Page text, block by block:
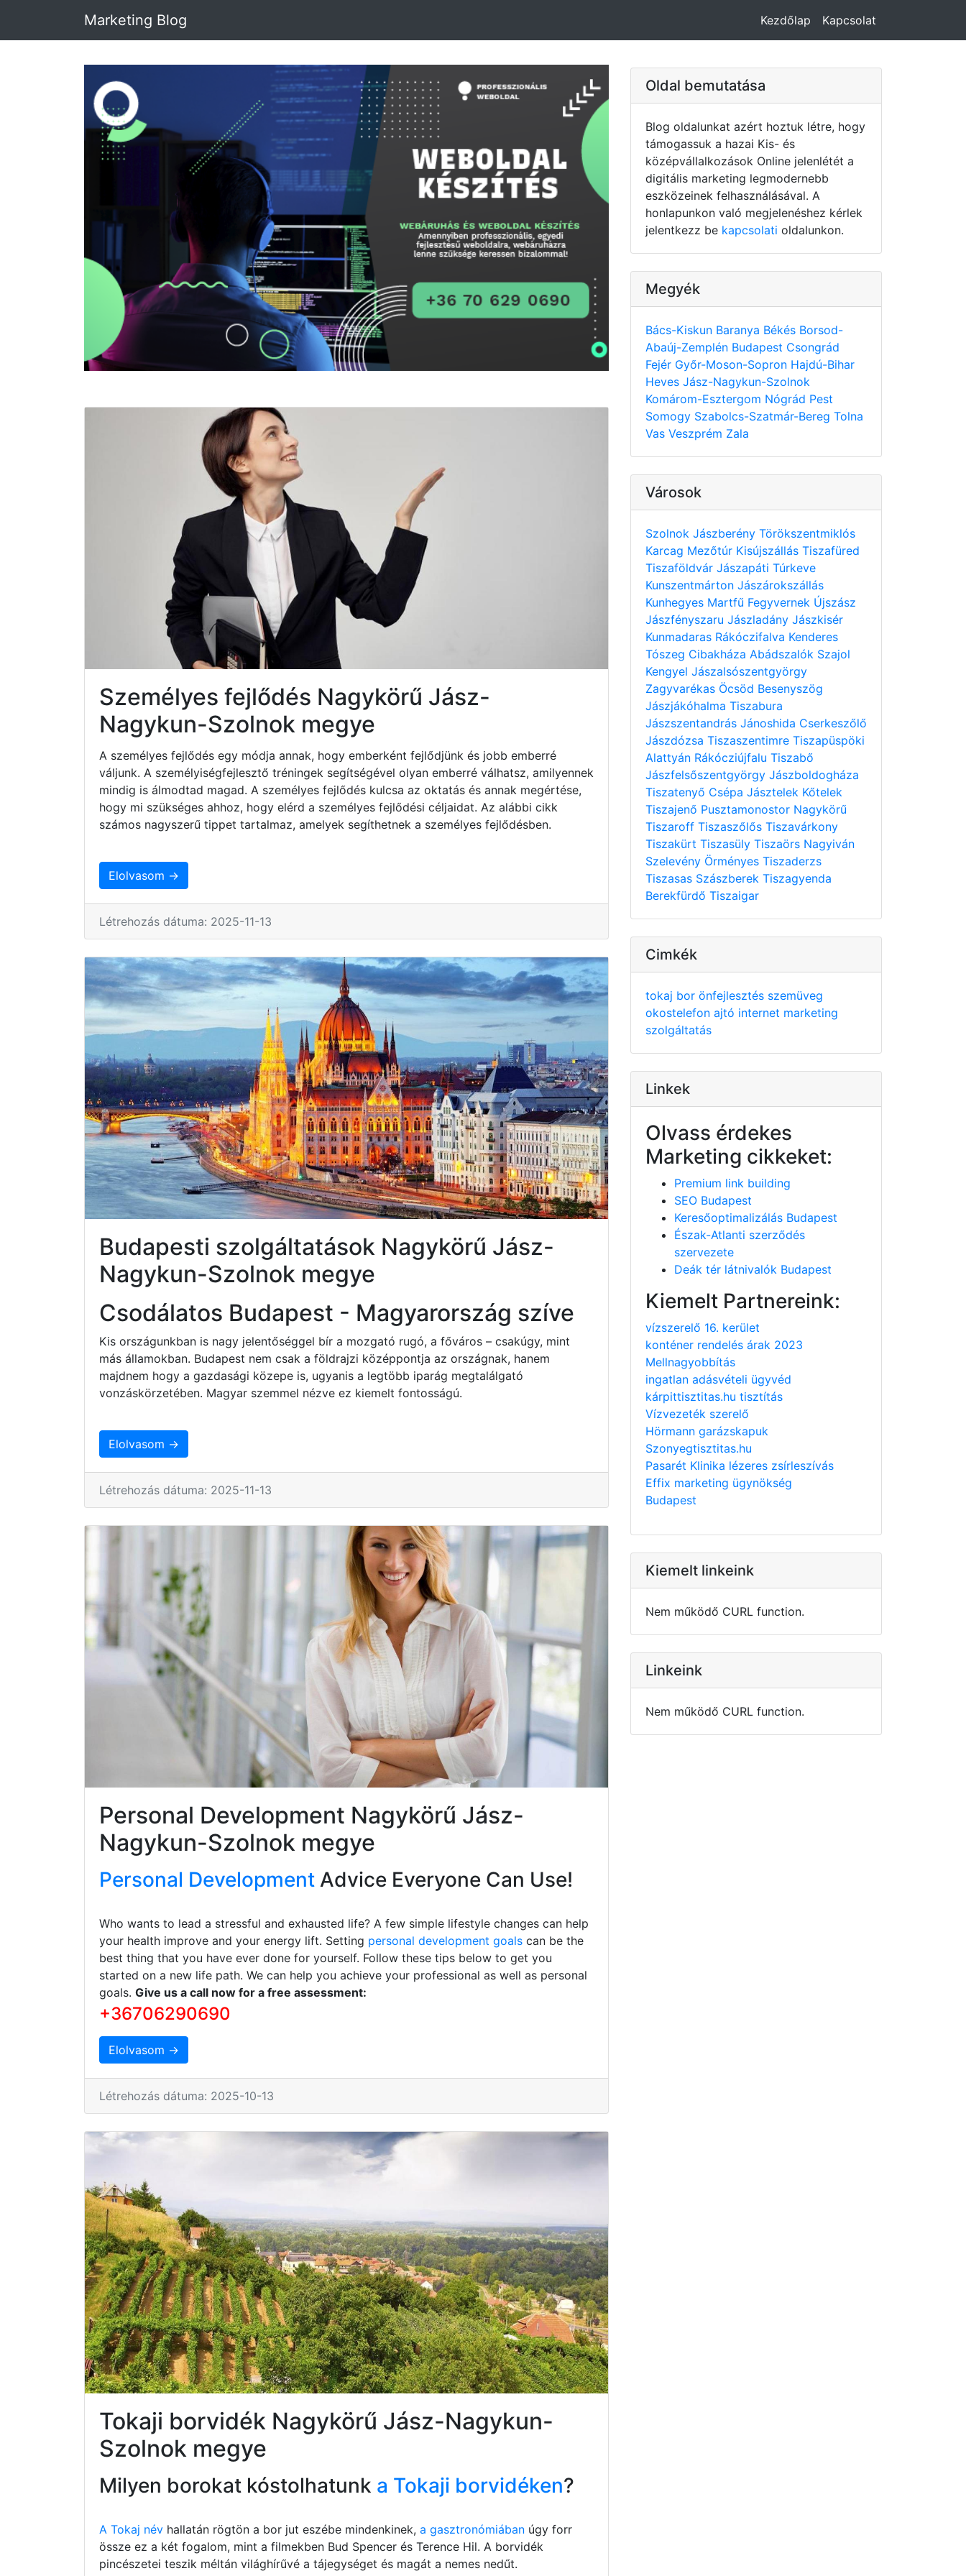
Marketing Blog Kezdőlap Kapcsolat
Személyes fejlődés Nagykörű Jász-
Nagykun-Szolnok megye
A személyes fejlődés egy módja annak, hogy emberként fejlődjünk és jobb emberré
váljunk. A személyiségfejlesztő tréningek segítségével olyan emberré válhatsz, amilyennek
mindig is álmodtad magad. A személyes fejlődés kulcsa az oktatás és annak megértése,
hogy mi szükséges ahhoz, hogy elérd a személyes fejlődési céljaidat. Az alábbi cikk
számos nagyszerű tippet tartalmaz, amelyek segíthetnek a személyes fejlődésben.
Elolvasom →
Létrehozás dátuma: 2025-11-13
Budapesti szolgáltatások Nagykörű Jász-
Nagykun-Szolnok megye
Csodálatos Budapest - Magyarország szíve
Kis országunkban is nagy jelentőséggel bír a mozgató rugó, a főváros – csakúgy, mint
más államokban. Budapest nem csak a földrajzi középpontja az országnak, hanem
majdnem hogy a gazdasági közepe is, ugyanis a legtöbb iparág megtalálgató
vonzáskörzetében. Magyar szemmel nézve ez kiemelt fontosságú.
Elolvasom →
Létrehozás dátuma: 2025-11-13
Personal Development Nagykörű Jász-
Nagykun-Szolnok megye
Personal Development Advice Everyone Can Use!
Who wants to lead a stressful and exhausted life? A few simple lifestyle changes can help
your health improve and your energy lift. Setting personal development goals can be the
best thing that you have ever done for yourself. Follow these tips below to get you
started on a new life path. We can help you achieve your professional as well as personal
goals. Give us a call now for a free assessment:
+36706290690
Elolvasom →
Létrehozás dátuma: 2025-10-13
Tokaji borvidék Nagykörű Jász-Nagykun-
Szolnok megye
Milyen borokat kóstolhatunk a Tokaji borvidéken?
A Tokaj név hallatán rögtön a bor jut eszébe mindenkinek, a gasztronómiában úgy forr
össze ez a két fogalom, mint a filmekben Bud Spencer és Terence Hil. A borvidék
pincészetei teszik méltán világhírűvé a tájegységet és magát a nemes nedűt.
Oldal bemutatása
Blog oldalunkat azért hoztuk létre, hogy
támogassuk a hazai Kis- és
középvállalkozások Online jelenlétét a
digitális marketing legmodernebb
eszközeinek felhasználásával. A
honlapunkon való megjelenéshez kérlek
jelentkezz be kapcsolati oldalunkon.
Megyék
Bács-Kiskun Baranya Békés Borsod-
Abaúj-Zemplén Budapest Csongrád
Fejér Győr-Moson-Sopron Hajdú-Bihar
Heves Jász-Nagykun-Szolnok
Komárom-Esztergom Nógrád Pest
Somogy Szabolcs-Szatmár-Bereg Tolna
Vas Veszprém Zala
Városok
Szolnok Jászberény Törökszentmiklós
Karcag Mezőtúr Kisújszállás Tiszafüred
Tiszaföldvár Jászapáti Túrkeve
Kunszentmárton Jászárokszállás
Kunhegyes Martfű Fegyvernek Újszász
Jászfényszaru Jászladány Jászkisér
Kunmadaras Rákóczifalva Kenderes
Tószeg Cibakháza Abádszalók Szajol
Kengyel Jászalsószentgyörgy
Zagyvarékas Öcsöd Besenyszög
Jászjákóhalma Tiszabura
Jászszentandrás Jánoshida Cserkeszőlő
Jászdózsa Tiszaszentimre Tiszapüspöki
Alattyán Rákócziújfalu Tiszabő
Jászfelsőszentgyörgy Jászboldogháza
Tiszatenyő Csépa Jásztelek Kőtelek
Tiszajenő Pusztamonostor Nagykörű
Tiszaroff Tiszaszőlős Tiszavárkony
Tiszakürt Tiszasüly Tiszaörs Nagyiván
Szelevény Örményes Tiszaderzs
Tiszasas Szászberek Tiszagyenda
Berekfürdő Tiszaigar
Cimkék
tokaj bor önfejlesztés szemüveg
okostelefon ajtó internet marketing
szolgáltatás
Linkek
Olvass érdekes
Marketing cikkeket:
Premium link building
SEO Budapest
Keresőoptimalizálás Budapest
Észak-Atlanti szerződés
szervezete
Deák tér látnivalók Budapest
Kiemelt Partnereink:
vízszerelő 16. kerület
konténer rendelés árak 2023
Mellnagyobbítás
ingatlan adásvételi ügyvéd
kárpittisztitas.hu tisztítás
Vízvezeték szerelő
Hörmann garázskapuk
Szonyegtisztitas.hu
Pasarét Klinika lézeres zsírleszívás
Effix marketing ügynökség
Budapest
Kiemelt linkeink
Nem működő CURL function.
Linkeink
Nem működő CURL function.